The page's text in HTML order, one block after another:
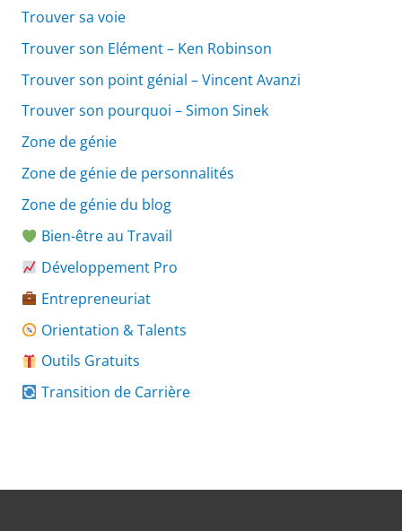
Trouver sa voie
Trouver son Elément – Ken Robinson
Trouver son point génial – Vincent Avanzi
Trouver son pourquoi – Simon Sinek
Zone de génie
Zone de génie de personnalités
Zone de génie du blog
Bien-être au Travail
Développement Pro
Entrepreneuriat
Orientation & Talents
Outils Gratuits
Transition de Carrière